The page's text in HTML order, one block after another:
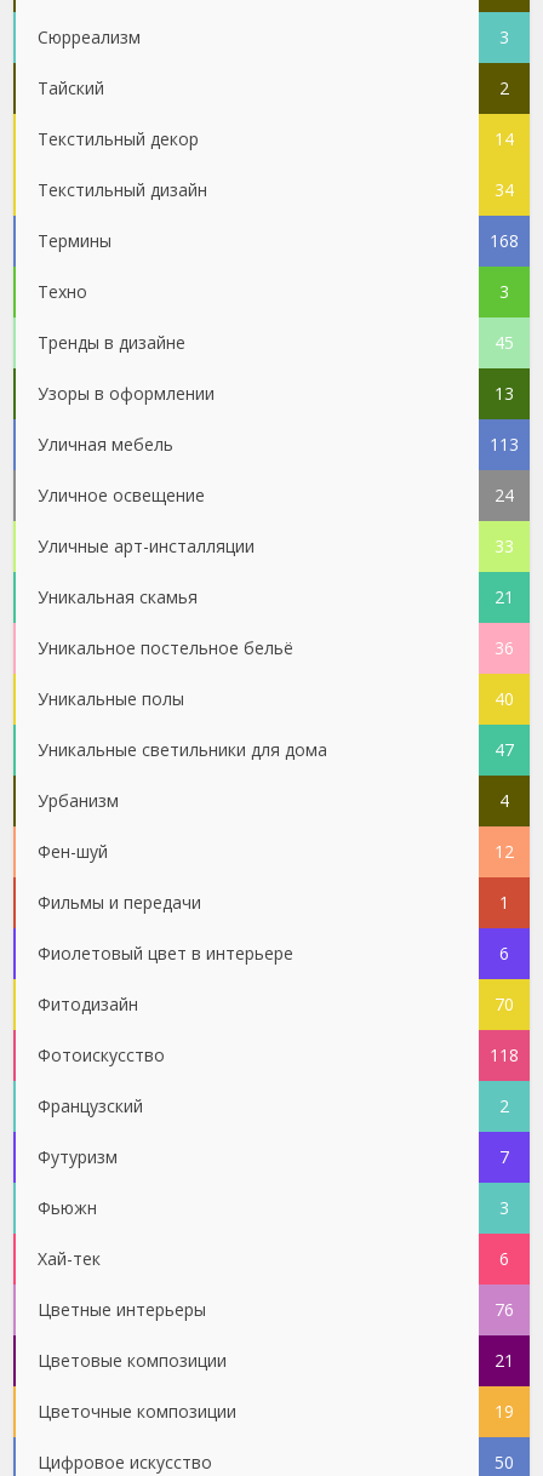
Сюрреализм 3
Тайский 2
Текстильный декор 14
Текстильный дизайн 34
Термины 168
Техно 3
Тренды в дизайне 45
Узоры в оформлении 13
Уличная мебель 113
Уличное освещение 24
Уличные арт-инсталляции 33
Уникальная скамья 21
Уникальное постельное бельё 36
Уникальные полы 40
Уникальные светильники для дома 47
Урбанизм 4
Фен-шуй 12
Фильмы и передачи 1
Фиолетовый цвет в интерьере 6
Фитодизайн 70
Фотоискусство 118
Французский 2
Футуризм 7
Фьюжн 3
Хай-тек 6
Цветные интерьеры 76
Цветовые композиции 21
Цветочные композиции 19
Цифровое искусство 50